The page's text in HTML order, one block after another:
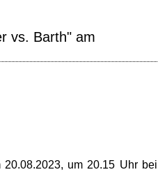
vs. Barth" am
um 20.15 Uhr bei